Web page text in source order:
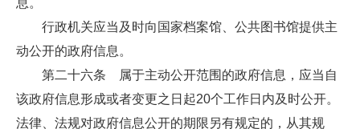
息。
行政机关应当及时向国家档案馆、公共图书馆提供主
动公开的政府信息。
第二十六条 属于主动公开范围的政府信息，应当自
该政府信息形成或者变更之日起20个工作日内及时公开。
法律、法规对政府信息公开的期限另有规定的，从其规